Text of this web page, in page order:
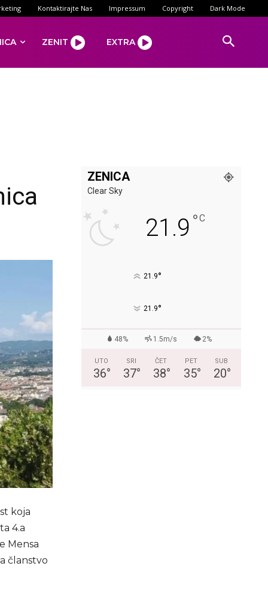
Kontaktirajte Nas Impressum Copyright Dark Mode
ZENIT EXTRA
koja
4.a
Mensa
članstvo
ZENICA
Clear Sky
21.9 °C
21.9°
21.9°
48% 1.5m/s 2%
UTO
36°
SRI
37°
ČET
38°
PET
35°
SUB
20°